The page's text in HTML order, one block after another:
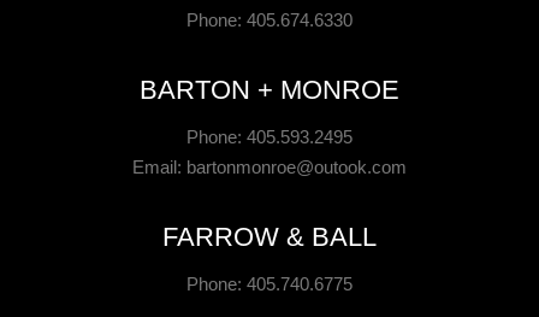
Phone: 405.674.6330
BARTON + MONROE
Phone: 405.593.2495
Email: bartonmonroe@outook.com
FARROW & BALL
Phone: 405.740.6775